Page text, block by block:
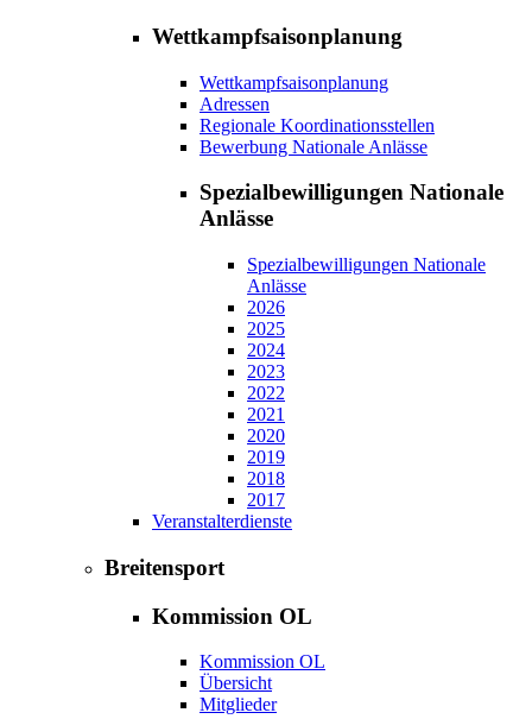
Wettkampfsaisonplanung
Wettkampfsaisonplanung
Adressen
Regionale Koordinationsstellen
Bewerbung Nationale Anlässe
Spezialbewilligungen Nationale
Anlässe
Spezialbewilligungen Nationale
Anlässe
2026
2025
2024
2023
2022
2021
2020
2019
2018
2017
Veranstalterdienste
Breitensport
Kommission OL
Kommission OL
Übersicht
Mitglieder